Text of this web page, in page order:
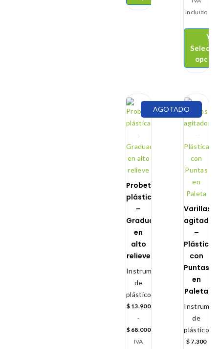
Incluido
Probetas
plásticas
–
Graduada
en
alto
relieve
Instrumental
de
plástico
$13.900
-
$68.000
IVA
AGOTADO
Varillas
–
Plástica
con
Puntas
en
Paleta
de
plástico
$7.300